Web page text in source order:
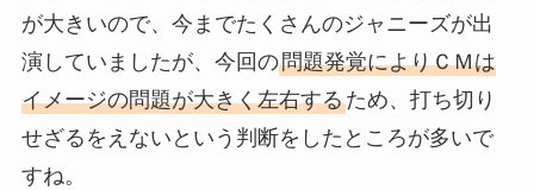
が大きいので、今までたくさんのジャニーズが出
演していましたが、今回の問題発覚によりＣＭは
イメージの問題が大きく左右するため、打ち切り
せざるをえないという判断をしたところが多いで
すね。